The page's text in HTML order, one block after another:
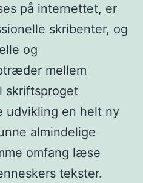
på internettet, er
skribenter, og
og
mellem
skriftsproget
udvikling en helt ny
almindelige
omfang læse
tekster.